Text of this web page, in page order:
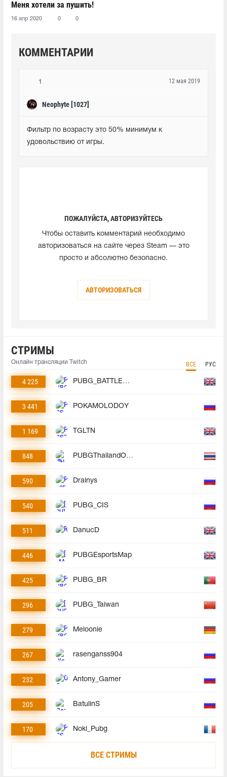
Меня хотели за пушить!
16 апр 2020 0 0
КОММЕНТАРИИ
1
Neophyte [1027]
12 мая 2019
Фильтр по возрасту это 50% минимум к
удовольствию от игры.
ПОЖАЛУЙСТА, АВТОРИЗУЙТЕСЬ
Чтобы оставить комментарий необходимо
авторизоваться на сайте через Steam — это
просто и абсолютно безопасно.
АВТОРИЗОВАТЬСЯ
СТРИМЫ
Онлайн трансляции Twitch ВСЕ РУС
4 225 PUBG_BATTLEGROUNDS
3 441 POKAMOLODOY
1 169 TGLTN
848 PUBGThailandOfficial
590 Drainys
540 PUBG_CIS
511 DanucD
446 PUBGEsportsMap
425 PUBG_BR
296 PUBG_Taiwan
279 Meloonie
267 rasenganss904
232 Antony_Gamer
205 BatulinS
170 Noki_Pubg
ВСЕ СТРИМЫ